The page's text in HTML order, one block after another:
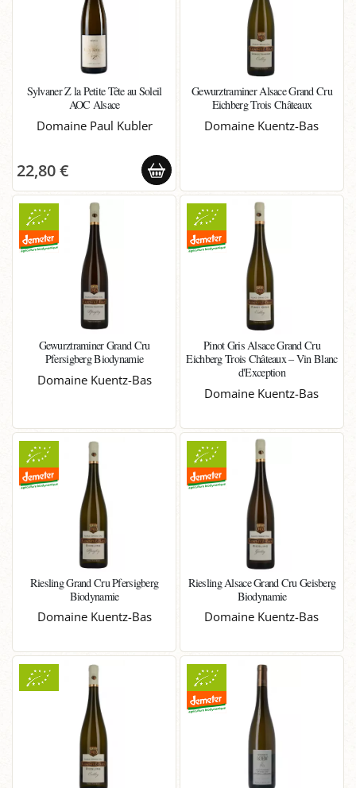
Sylvaner Z la Petite Tête au Soleil
AOC Alsace
Domaine Paul Kubler
22,80 €
Gewurztraminer Alsace Grand Cru
Eichberg Trois Châteaux
Domaine Kuentz-Bas
Gewurztraminer Grand Cru
Pfersigberg Biodynamie
Domaine Kuentz-Bas
Pinot Gris Alsace Grand Cru
Eichberg Trois Châteaux – Vin Blanc
d'Exception
Domaine Kuentz-Bas
Riesling Grand Cru Pfersigberg
Biodynamie
Domaine Kuentz-Bas
Riesling Alsace Grand Cru Geisberg
Biodynamie
Domaine Kuentz-Bas